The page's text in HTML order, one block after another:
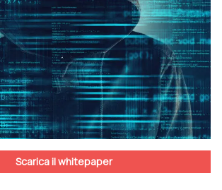
Scarica il whitepaper